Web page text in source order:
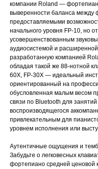
компании Roland ―
выверенности баланса между
предоставляемыми
начального уровня FP-10, но
усовершенствованным
аудиосистемой и
разработанную компанией
обладая такой же 88-нотной
60X, FP-30X ― идеальный
ориентированный на
обусловленная малым весом
связи по Bluetooth для
воспроизводящегося
привлекательным для
уровнем исполнения или
Аутентичные ощущения и
Забудьте о легковесных
фортепиано средней ценовой